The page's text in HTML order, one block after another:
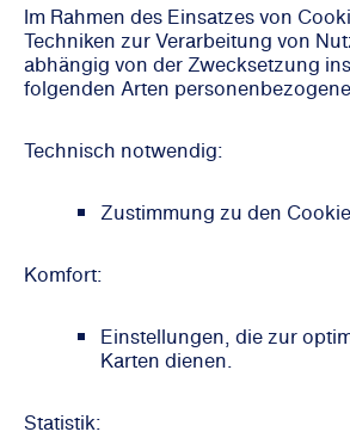
Im Rahmen des Einsatzes von
Techniken zur Verarbeitung von
abhängig von der Zwecksetzung
folgenden Arten
Technisch notwendig:
Zustimmung zu den
Komfort:
Einstellungen, die zur
Karten dienen.
Statistik: